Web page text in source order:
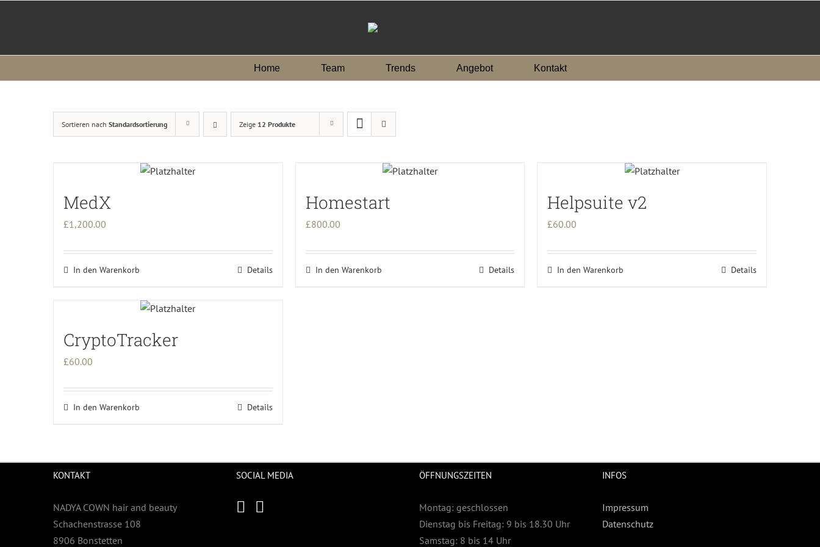
Home Team Trends Angebot Kontakt
Sortieren nach Standardsortierung Zeige 12 Produkte
MedX
£1,200.00
In den Warenkorb Details
Homestart
£800.00
In den Warenkorb Details
Helpsuite v2
£60.00
In den Warenkorb Details
CryptoTracker
£60.00
In den Warenkorb Details
KONTAKT
NADYA COWN hair and beauty
Schachenstrasse 108
8906 Bonstetten
SOCIAL MEDIA ÖFFNUNGSZEITEN
Montag: geschlossen
Dienstag bis Freitag: 9 bis 18.30 Uhr
Samstag: 8 bis 14 Uhr
INFOS
Impressum
Datenschutz